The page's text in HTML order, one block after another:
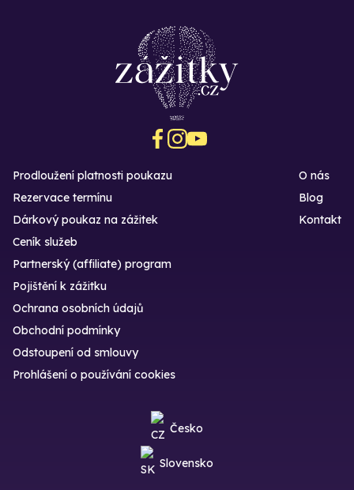
Prodloužení platnosti poukazu
Rezervace termínu
Dárkový poukaz na zážitek
O nás
Blog
Kontakt
Ceník služeb
Partnerský (affiliate) program
Pojištění k zážitku
Ochrana osobních údajů
Obchodní podmínky
Odstoupení od smlouvy
Prohlášení o používání cookies
Česko
Slovensko